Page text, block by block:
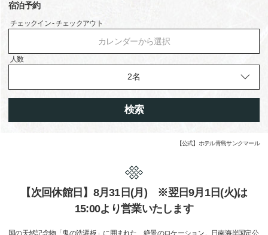
宿泊予約
チェックイン - チェックアウト
カレンダーから選択
人数
検索
【公式】ホテル青島サンクマール
【次回休館日】8月31日(月) ※翌日9月1日(火)は
15:00より営業いたします
国の天然記念物「鬼の洗濯板」に囲まれた、絶景のロケーション。日南海岸国定公